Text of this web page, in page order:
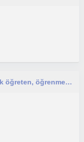
İlkokul öğrencilerine yönelik eğlenerek öğreten, öğrenmeyi öğreten bir şekilde dertlerimizi işliyoruz.